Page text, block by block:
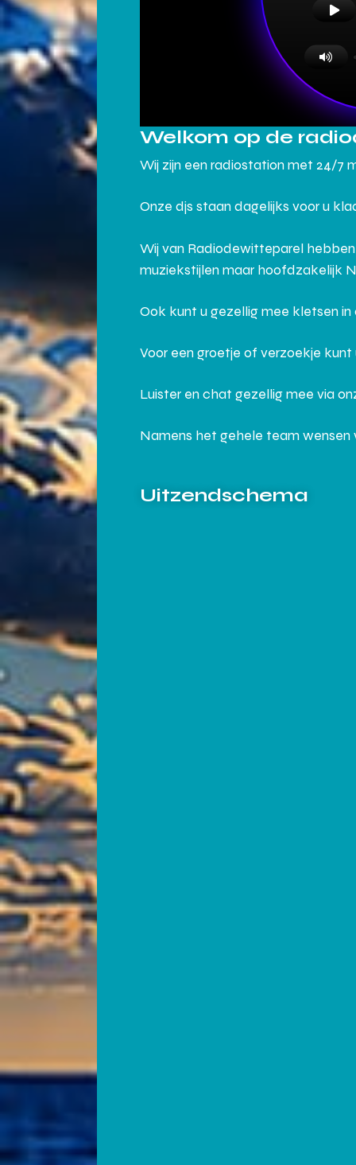
Welkom op de
Wij zijn een radiostation met 24/7
Onze djs staan dagelijks voor u
Wij van Radiodewitteparel
muziekstijlen maar hoofdzakelijk
Ook kunt u gezellig mee kletsen
Voor een groetje of verzoekje
Luister en chat gezellig mee via
Namens het gehele team wensen
Uitzendschema